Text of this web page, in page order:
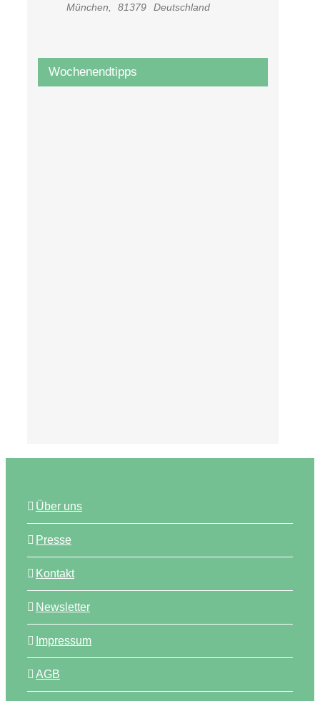
München
81379 Deutschland
Wochenendtipps
Über uns
Presse
Kontakt
Newsletter
Impressum
AGB